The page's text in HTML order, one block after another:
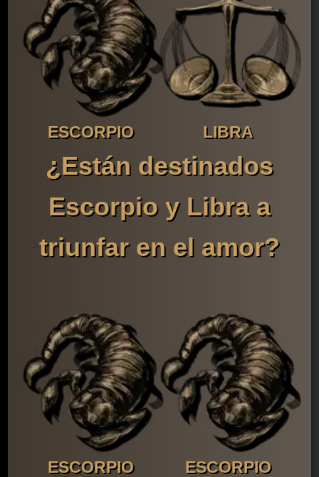
ESCORPIO LIBRA
¿Están destinados
Escorpio y Libra a
triunfar en el amor?
ESCORPIO ESCORPIO